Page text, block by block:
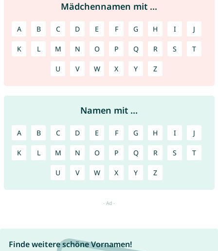
Mädchennamen mit ...
A B C D E F G H I J
K L M N O P Q R S T
U V W X Y Z
Namen mit ...
A B C D E F G H I J
K L M N O P Q R S T
U V W X Y Z
Finde weitere schöne Vornamen!